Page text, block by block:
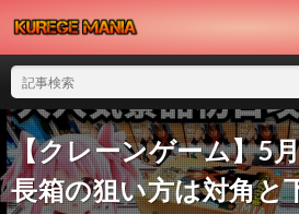
【クレーンゲーム】5
長箱の狙い方は対角と